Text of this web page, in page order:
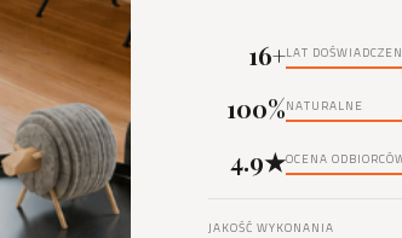
16+LAT
100%NATURALNE
4.9★OCENA
JAKOŚĆ WYKONANIA